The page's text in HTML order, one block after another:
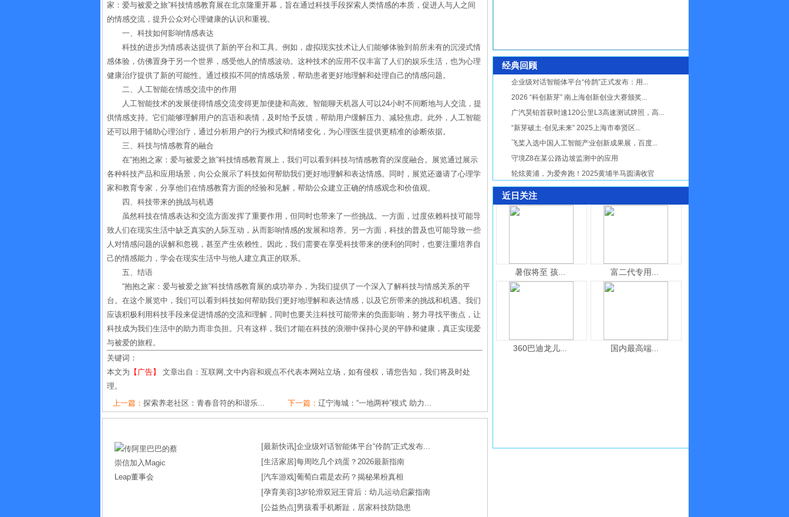
家：爱与被爱之旅”科技情感教育展在北京隆重开幕，旨在通过科技手段探索人类情感的本质，促进人与人之间
的情感交流，提升公众对心理健康的认识和重视。
一、科技如何影响情感表达
科技的进步为情感表达提供了新的平台和工具。例如，虚拟现实技术让人们能够体验到前所未有的沉浸式情
感体验，仿佛置身于另一个世界，感受他人的情感波动。这种技术的应用不仅丰富了人们的娱乐生活，也为心理
健康治疗提供了新的可能性。通过模拟不同的情感场景，帮助患者更好地理解和处理自己的情感问题。
二、人工智能在情感交流中的作用
人工智能技术的发展使得情感交流变得更加便捷和高效。智能聊天机器人可以24小时不间断地与人交流，提
供情感支持。它们能够理解用户的言语和表情，及时给予反馈，帮助用户缓解压力、减轻焦虑。此外，人工智能
还可以用于辅助心理治疗，通过分析用户的行为模式和情绪变化，为心理医生提供更精准的诊断依据。
三、科技与情感教育的融合
在“抱抱之家：爱与被爱之旅”科技情感教育展上，我们可以看到科技与情感教育的深度融合。展览通过展示
各种科技产品和应用场景，向公众展示了科技如何帮助我们更好地理解和表达情感。同时，展览还邀请了心理学
家和教育专家，分享他们在情感教育方面的经验和见解，帮助公众建立正确的情感观念和价值观。
四、科技带来的挑战与机遇
虽然科技在情感表达和交流方面发挥了重要作用，但同时也带来了一些挑战。一方面，过度依赖科技可能导
致人们在现实生活中缺乏真实的人际互动，从而影响情感的发展和培养。另一方面，科技的普及也可能导致一些
人对情感问题的误解和忽视，甚至产生依赖性。因此，我们需要在享受科技带来的便利的同时，也要注重培养自
己的情感能力，学会在现实生活中与他人建立真正的联系。
五、结语
“抱抱之家：爱与被爱之旅”科技情感教育展的成功举办，为我们提供了一个深入了解科技与情感关系的平
台。在这个展览中，我们可以看到科技如何帮助我们更好地理解和表达情感，以及它所带来的挑战和机遇。我们
应该积极利用科技手段来促进情感的交流和理解，同时也要关注科技可能带来的负面影响，努力寻找平衡点，让
科技成为我们生活中的助力而非负担。只有这样，我们才能在科技的浪潮中保持心灵的平静和健康，真正实现爱
与被爱的旅程。
关键词：
本文为 【广告】
文章出自：互联网,文中内容和观点不代表本网站立场，如有侵权，请您告知，我们将及时处
理。
上一篇： 探索养老社区：青春音符的和谐乐... 下一篇： 辽宁海城：“一地两种”模式 助力...
[最新快讯]企业级对话智能体平台“伶鹊”正式发布...
[生活家居]每周吃几个鸡蛋？2026最新指南
[汽车游戏]葡萄白霜是农药？揭秘果粉真相
[孕育美容]3岁轮滑双冠王背后：幼儿运动启蒙指南
[公益热点] 男孩看手机断趾，居家科技防隐患
经典回顾
企业级对话智能体平台“伶鹊”正式发布：用...
2026 “科创新芽” 南上海创新创业大赛颁奖...
广汽昊铂首获时速120公里L3高速测试牌照，高...
“新芽破土·创见未来” 2025上海市奉贤区...
飞桨入选中国人工智能产业创新成果展，百度...
守境Z8在某公路边坡监测中的应用
轮炫黄浦，为爱奔跑！2025黄埔半马圆满收官
近日关注
暑假将至 孩... 富二代专用...
360巴迪龙儿... 国内最高端...